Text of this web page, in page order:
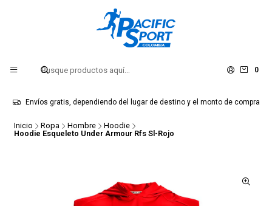
0
Envíos gratis, dependiendo del lugar de destino y el monto de compra
Inicio Ropa Hombre
Hoodie
Hoodie Esqueleto Under Armour Rfs Sl-Rojo